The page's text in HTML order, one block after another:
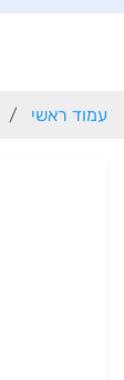
עמוד ראשי